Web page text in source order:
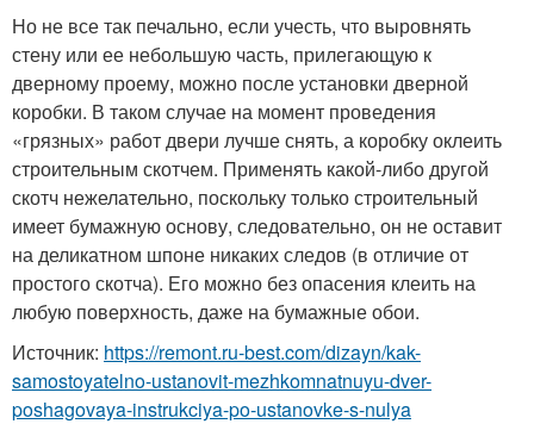
Но не все так печально, если учесть, что выровнять
стену или ее небольшую часть, прилегающую к
дверному проему, можно после установки дверной
коробки. В таком случае на момент проведения
«грязных» работ двери лучше снять, а коробку оклеить
строительным скотчем. Применять какой-либо другой
скотч нежелательно, поскольку только строительный
имеет бумажную основу, следовательно, он не оставит
на деликатном шпоне никаких следов (в отличие от
простого скотча). Его можно без опасения клеить на
любую поверхность, даже на бумажные обои.
Источник: https://remont.ru-best.com/dizayn/kak-
samostoyatelno-ustanovit-mezhkomnatnuyu-dver-
poshagovaya-instrukciya-po-ustanovke-s-nulya